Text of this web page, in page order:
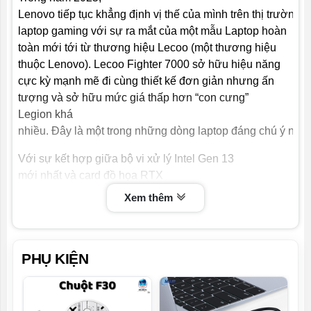
Pin 80wh cùng sạc 240w chân tròn
Trọng lượng 2 kg
Hệ điều hành Windows® 11 Home bản quyền
Lenovo tiếp tục khẳng định vị thế của mình trên thị trường
laptop gaming với sự ra mắt của một mẫu Laptop hoàn
toàn mới tới từ thương hiệu Lecoo (một thương hiệu
thuộc Lenovo). Lecoo Fighter 7000 sở hữu hiệu năng
cực kỳ mạnh mẽ đi cùng thiết kế đơn giản nhưng ấn
tượng và sở hữu mức giá thấp hơn “con cưng”
Legion khá
nhiều. Đây là một trong những dòng laptop đáng chú ý
Với sự kết hợp giữa bộ vi xử lý Intel Gen 13
mới nhất và card đồ họa RTX
50 series mạnh mẽ, cùng với thiết kế sang trọng và loạt
Thiết kế & hoàn thiện
Xem thêm
PHỤ KIỆN